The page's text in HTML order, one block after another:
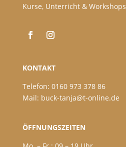
Kurse, Unterricht & Workshops
KONTAKT
Telefon: 0160 973 378 86
Mail: buck-tanja@t-online.de
ÖFFNUNGSZEITEN